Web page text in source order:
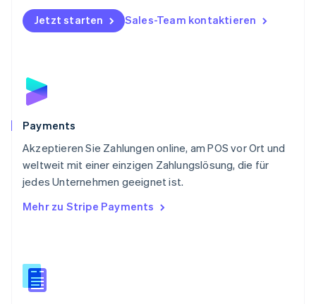
Jetzt starten Sales-Team kontaktieren
Payments
Akzeptieren Sie Zahlungen online, am POS vor Ort und
weltweit mit einer einzigen Zahlungslösung, die für
jedes Unternehmen geeignet ist.
Mehr zu Stripe Payments
Polen
English
Portugal
Schweden
Schweiz
Singapur
English简体中文
Slowakei
Slowenien
English
Spanien